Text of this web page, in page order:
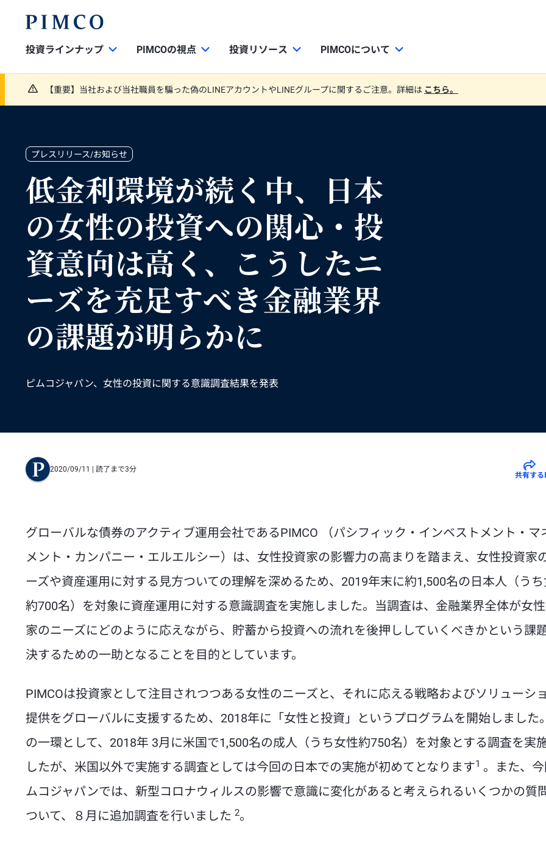
投資ラインナップ PIMCOの視点 投資リソース PIMCOについて
【重要】当社および当社職員を騙った偽のLINEアカウントやLINEグループに関するご注意。詳細は こちら。
プレスリリース/お知らせ
低金利環境が続く中、日本
の女性の投資への関心・投
資意向は高く、こうしたニ
ーズを充足すべき金融業界
の課題が明らかに
ピムコジャパン、女性の投資に関する意識調査結果を発表
2020/09/11 | 読了まで3分
共有する
グローバルな債券のアクティブ運用会社であるPIMCO （パシフィック・インベストメント・マ
メント・カンパニー・エルエルシー）は、女性投資家の影響力の高まりを踏まえ、女性投資家
ーズや資産運用に対する見方ついての理解を深めるため、2019年末に約1,500名の日本人（う
約700名）を対象に資産運用に対する意識調査を実施しました。当調査は、金融業界全体が女
家のニーズにどのように応えながら、貯蓄から投資への流れを後押ししていくべきかという課
決するための一助となることを目的としています。
PIMCOは投資家として注目されつつある女性のニーズと、それに応える戦略およびソリューシ
提供をグローバルに支援するため、2018年に「女性と投資」というプログラムを開始しました
の一環として、2018年 3月に米国で1,500名の成人（うち女性約750名）を対象とする調査を実
したが、米国以外で実施する調査としては今回の日本での実施が初めてとなります1 。また、
ムコジャパンでは、新型コロナウィルスの影響で意識に変化があると考えられるいくつかの質
ついて、８月に追加調査を行いました 2。